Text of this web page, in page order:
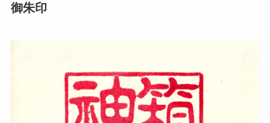
御朱印